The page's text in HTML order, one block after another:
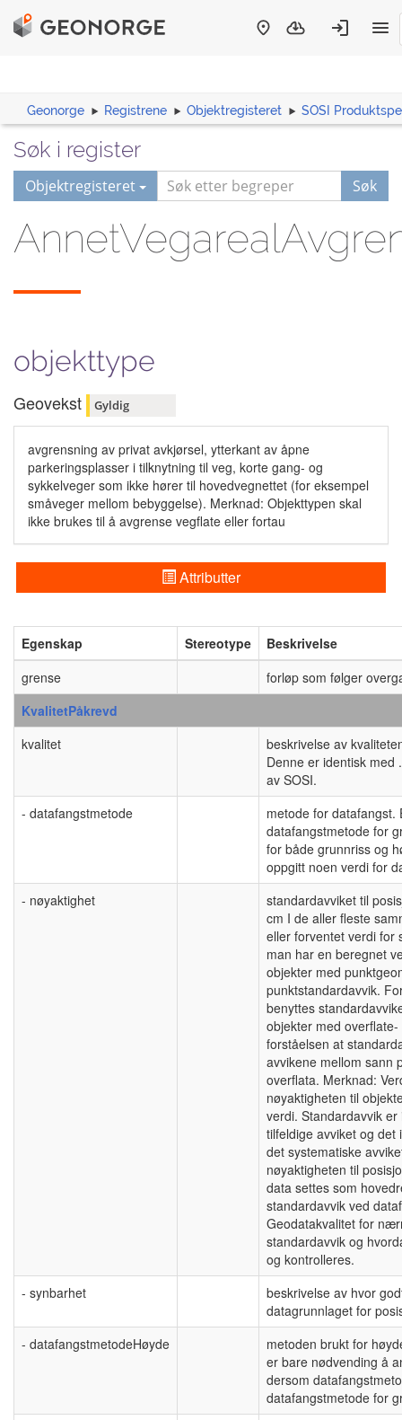
Geonorge Registrene Objektregisteret SOSI
Søk i register
Objektregisteret Søk
objekttype
Geovekst Gyldig
avgrensning av privat avkjørsel, ytterkant av åpne
parkeringsplasser i tilknytning til veg, korte gang- og
sykkelveger som ikke hører til hovedvegnettet (for eksempel
småveger mellom bebyggelse). Merknad: Objekttypen skal
ikke brukes til å avgrense vegflate eller fortau
Attributter
Egenskap Stereotype
Beskrivelse
grense
forløp som følger
KvalitetPåkrevd
kvalitet
beskrivelse av
Denne er identisk med
av SOSI.
- datafangstmetode
metode for datafangst.
datafangstmetode for
for både grunnriss og
oppgitt noen verdi for
- nøyaktighet
standardavviket til
cm I de aller fleste
eller forventet verdi for
man har en beregnet
objekter med
punktstandardavvik.
benyttes
objekter med
forståelsen at
avvikene mellom sann
overflata. Merknad:
nøyaktigheten til
verdi. Standardavvik
tilfeldige avviket og
det systematiske
nøyaktigheten til
data settes som
standardavvik ved
Geodatakvalitet for
standardavvik og
og kontrolleres.
- synbarhet
beskrivelse av hvor
datagrunnlaget for
- datafangstmetodeHøyde
metoden brukt for
er bare nødvending å
dersom
datafangstmetode for